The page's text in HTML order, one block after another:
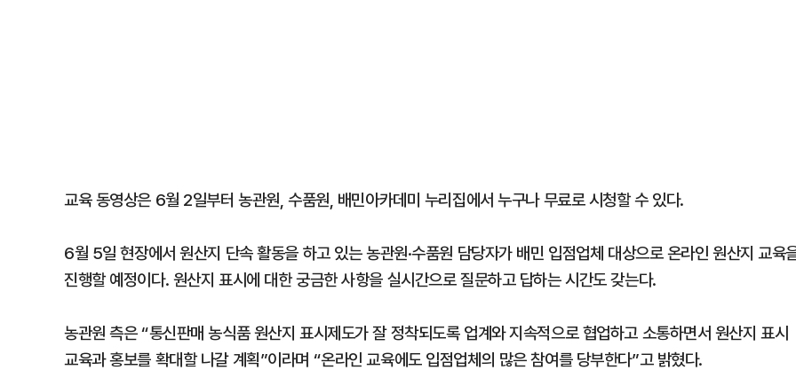
교육 동영상은 6월 2일부터 농관원, 수품원, 배민아카데미 누리집에서 누구나 무료로 시청할 수 있다.
6월 5일 현장에서 원산지 단속 활동을 하고 있는 농관원·수품원 담당자가 배민 입점업체 대상으로 온라인 원산지 교육
진행할 예정이다. 원산지 표시에 대한 궁금한 사항을 실시간으로 질문하고 답하는 시간도 갖는다.
농관원 측은 “통신판매 농식품 원산지 표시제도가 잘 정착되도록 업계와 지속적으로 협업하고 소통하면서 원산지 표시
교육과 홍보를 확대할 나갈 계획”이라며 “온라인 교육에도 입점업체의 많은 참여를 당부한다”고 밝혔다.